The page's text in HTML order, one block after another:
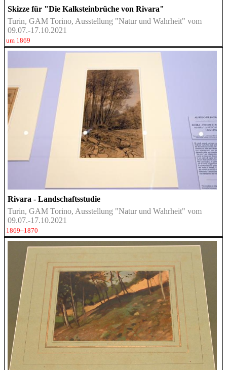
Skizze für "Die Kalksteinbrüche von Rivara"
Turin, GAM Torino, Ausstellung "Natur und Wahrheit" vom
09.07.-17.10.2021
um 1869
Rivara - Landschaftsstudie
Turin, GAM Torino, Ausstellung "Natur und Wahrheit" vom
09.07.-17.10.2021
1869–1870